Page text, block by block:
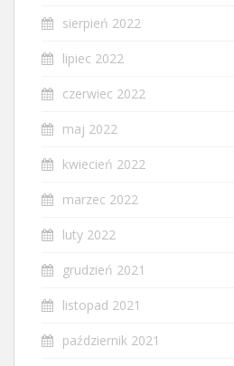
sierpień 2022
lipiec 2022
czerwiec 2022
maj 2022
kwiecień 2022
marzec 2022
luty 2022
grudzień 2021
listopad 2021
październik 2021